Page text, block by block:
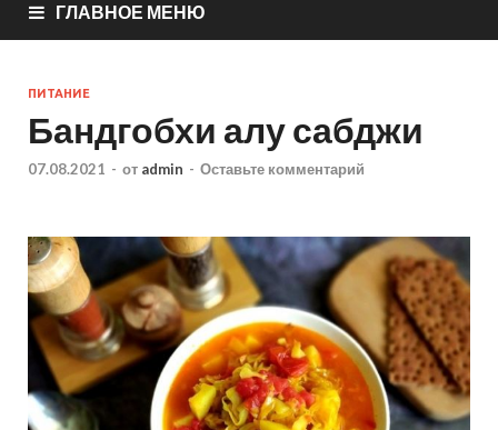
ГЛАВНОЕ МЕНЮ
ПИТАНИЕ
Бандгобхи алу сабджи
07.08.2021 - от admin - Оставьте комментарий